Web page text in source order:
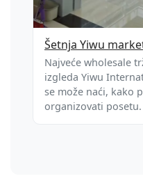
Šetnja Yiwu
Najveće wholesale
izgleda Yiwu
se može naći, kako
organizovati posetu.